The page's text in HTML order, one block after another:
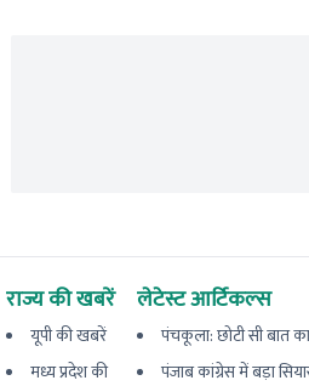
राज्य की खबरें
यूपी की खबरें
मध्य प्रदेश की
लेटेस्ट आर्टिकल्स
पंचकूला: छोटी सी बात
पंजाब कांग्रेस में बड़ा